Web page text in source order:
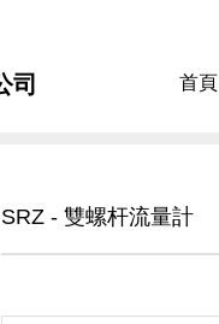
司
首頁
SRZ - 雙螺杆流量計